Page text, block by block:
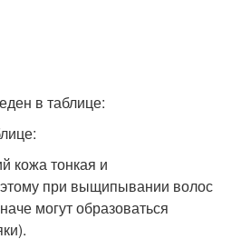
в таблице:
кожа тонкая и
при выщипывании волос
могут образоваться